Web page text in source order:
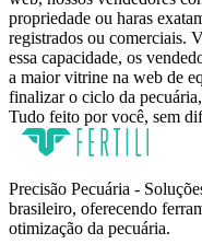
propriedade ou haras
registrados ou comerciais.
essa capacidade, os
a maior vitrine na web de
finalizar o ciclo da
Tudo feito por você, sem
Precisão Pecuária -
brasileiro, oferecendo
otimização da pecuária.